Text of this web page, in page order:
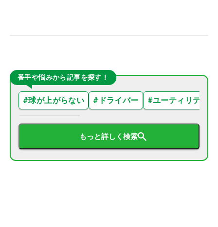
番手や悩みから記事を探す！
#球が上がらない # ドライバー #ユーティリティ
もっと詳しく検索